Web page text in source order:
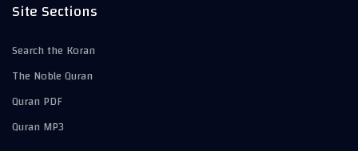
Site Sections
Search the Koran
The Noble Quran
Quran PDF
Quran MP3